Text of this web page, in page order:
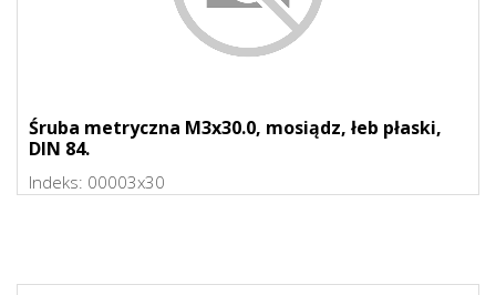
Śruba metryczna M3x30.0, mosiądz, łeb płaski,
DIN 84.
Indeks: 00003x30